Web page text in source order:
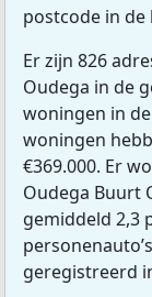
postcode in
Er zijn 826
Oudega in de
woningen in
woningen
€369.000. Er
Oudega Buurt
gemiddeld 2,3
geregistreerd